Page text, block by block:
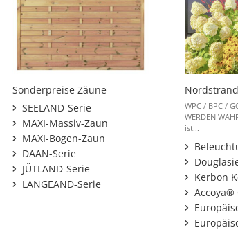
Sonderpreise Zäune
SEELAND-Serie
MAXI-Massiv-Zaun
MAXI-Bogen-Zaun
DAAN-Serie
JÜTLAND-Serie
LANGEAND-Serie
WPC / BPC /
WERDEN
ist...
Kerbon
Accoya®